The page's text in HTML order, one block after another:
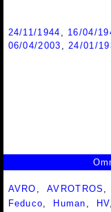
24/11/1944 , 16/04/
06/04/2003 ,24/01/
AVRO ,AVROTROS ,
Feduco, Human , HV